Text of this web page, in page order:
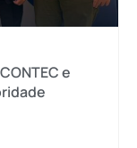
e